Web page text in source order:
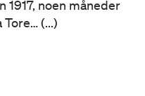
1917, noen måneder
(...)